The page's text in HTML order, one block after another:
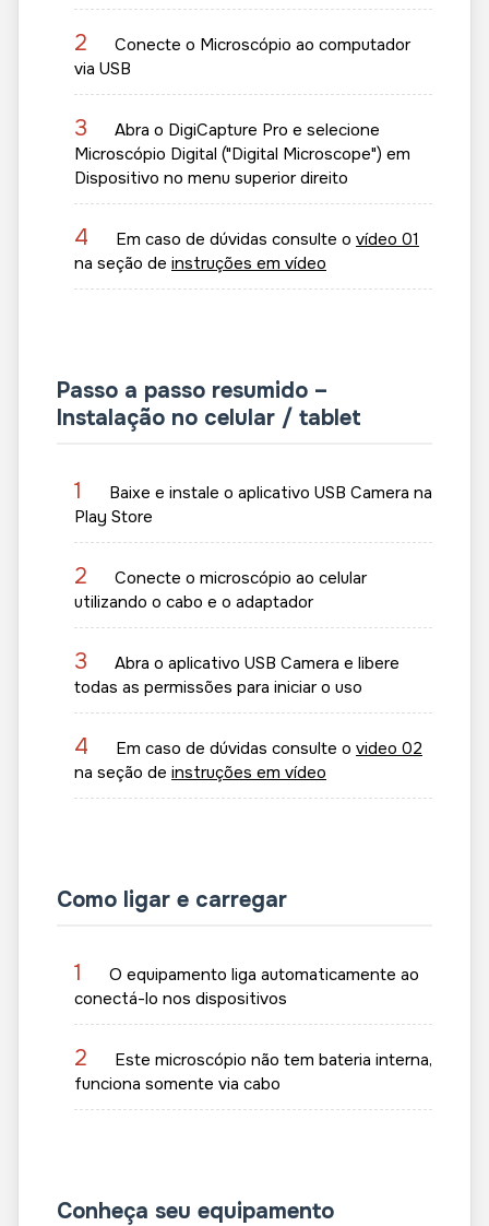
2
Conecte o Microscópio ao computador
via USB
3
Abra o DigiCapture Pro e selecione
Microscópio Digital ("Digital Microscope") em
Dispositivo no menu superior direito
4 Em caso de dúvidas consulte o vídeo 01
na seção de instruções em vídeo
Passo a passo resumido –
Instalação no celular / tablet
1
Baixe e instale o aplicativo USB Camera na
Play Store
2
Conecte o microscópio ao celular
utilizando o cabo e o adaptador
3
Abra o aplicativo USB Camera e libere
todas as permissões para iniciar o uso
4 Em caso de dúvidas consulte o video 02
na seção de instruções em vídeo
Como ligar e carregar
1
O equipamento liga automaticamente ao
conectá-lo nos dispositivos
2
Este microscópio não tem bateria interna,
funciona somente via cabo
Conheça seu equipamento